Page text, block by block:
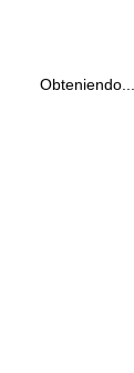
Obteniendo...